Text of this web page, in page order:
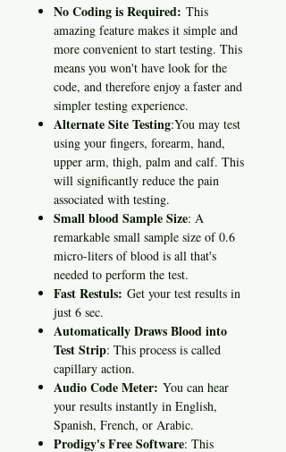
No Coding is Required: This
amazing feature makes it simple and
more convenient to start testing. This
means you won't have look for the
code, and therefore enjoy a faster and
simpler testing experience.
Alternate Site Testing:You may test
using your fingers, forearm, hand,
upper arm, thigh, palm and calf. This
will significantly reduce the pain
associated with testing.
Small blood Sample Size: A
remarkable small sample size of 0.6
micro-liters of blood is all that's
needed to perform the test.
Fast Restuls: Get your test results in
just 6 sec.
Automatically Draws Blood into
Test Strip: This process is called
capillary action.
Audio Code Meter: You can hear
your results instantly in English,
Spanish, French, or Arabic.
Prodigy's Free Software: This